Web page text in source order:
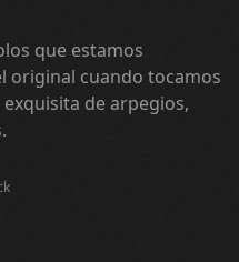
que estamos
original cuando tocamos
de arpegios,